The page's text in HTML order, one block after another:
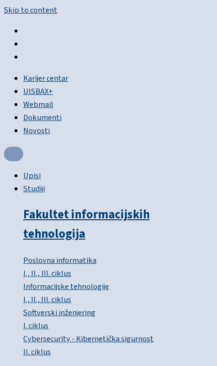
Skip to content
Karijer centar
UISBAX+
Webmail
Dokumenti
Novosti
Upisi
Studiji
Fakultet informacijskih
tehnologija
Poslovna informatika
I., II., III. ciklus
Informacijske tehnologije
I., II., III. ciklus
Softverski inženjering
I. ciklus
Cybersecurity - Kibernetička sigurnost
II. ciklus